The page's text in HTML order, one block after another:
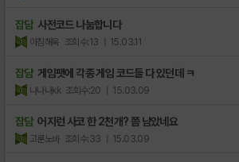
잡담 사전코드 나눔합니다
아침해욱 조회수:13 | 15.03.11
잡담 게임팻에 각종 게임 코드들 다 있던데 ㅋ
나나나kk 조회수:20 | 15.03.09
잡담 어지런 사코 한 2천개? 쯤 남았네요
고룬노바 조회수:33 | 15.03.09